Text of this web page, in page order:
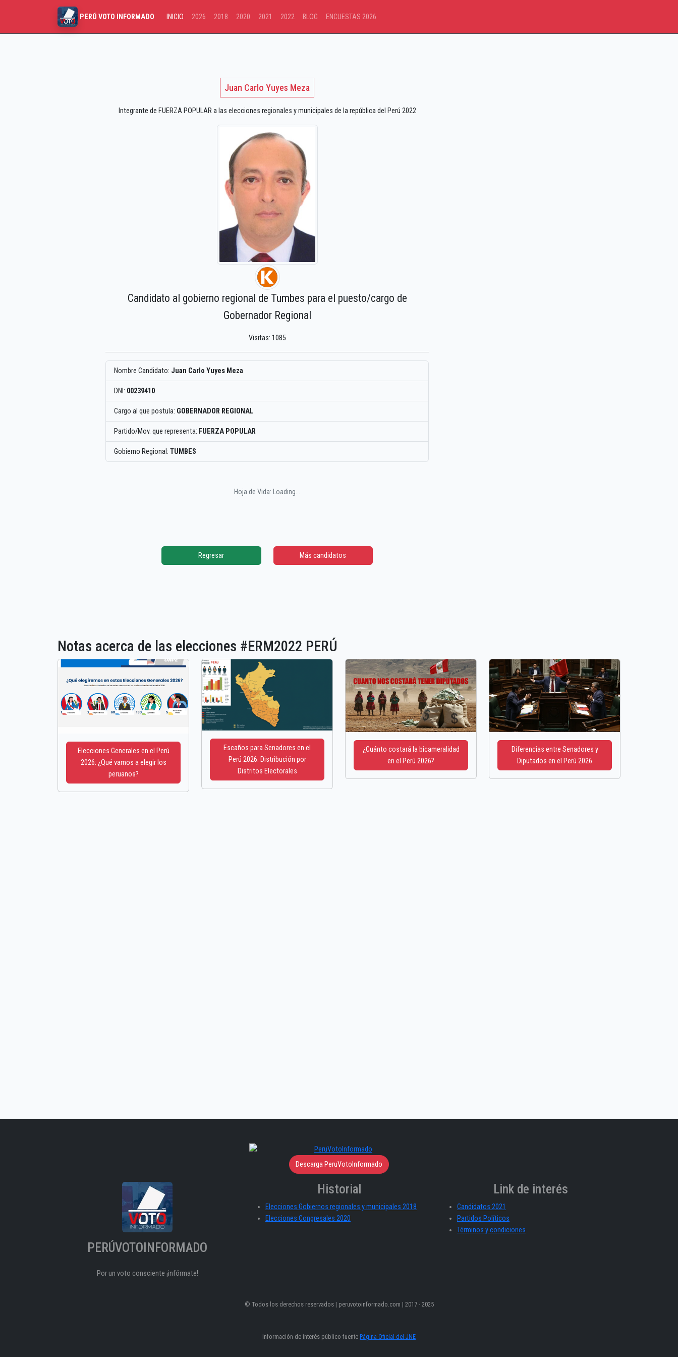
PERÚ VOTO INFORMADO INICIO 2026 2018 2020 2021 2022 BLOG ENCUESTAS 2026
Juan Carlo Yuyes Meza
Integrante de FUERZA POPULAR a las elecciones regionales y municipales de la república del Perú 2022
Candidato al gobierno regional de Tumbes para el puesto/cargo de
Gobernador Regional
Visitas: 1085
Nombre Candidato: Juan Carlo Yuyes Meza
DNI: 00239410
Cargo al que postula: GOBERNADOR REGIONAL
Partido/Mov. que representa: FUERZA POPULAR
Gobierno Regional: TUMBES
Hoja de Vida: Loading...
Regresar Más candidatos
Notas acerca de las elecciones #ERM2022 PERÚ
Elecciones Generales en el Perú
2026: ¿Qué vamos a elegir los
peruanos?
Escaños para Senadores en el
Perú 2026: Distribución por
Distritos Electorales
¿Cuánto costará la bicameralidad
en el Perú 2026?
Diferencias entre Senadores y
Diputados en el Perú 2026
Descarga PeruVotoInformado
PERÚVOTOINFORMADO
Por un voto consciente ¡infórmate!
Historial
Elecciones Gobiernos regionales y municipales 2018
Elecciones Congresales 2020
Link de interés
Candidatos 2021
Partidos Políticos
Términos y condiciones
© Todos los derechos reservados | peruvotoinformado.com | 2017 - 2025
Información de interés público fuente Página Oficial del JNE